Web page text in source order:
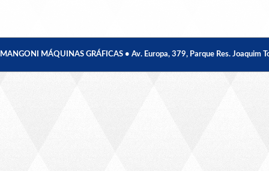
MANGONI MÁQUINAS GRÁFICAS • Av. Europa, 379, Parque Res.